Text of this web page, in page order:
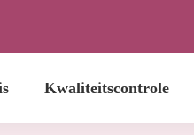
Kwaliteitscontrole